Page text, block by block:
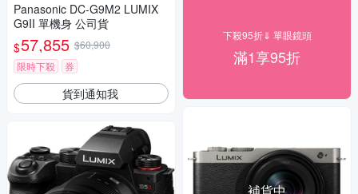
Panasonic DC-G9M2 LUMIX
G9II 單機身 公司貨
$57,855 $60,900
限時下殺
券
貨到通知我
下殺95折⇓ 單眼鏡頭
滿1享95折